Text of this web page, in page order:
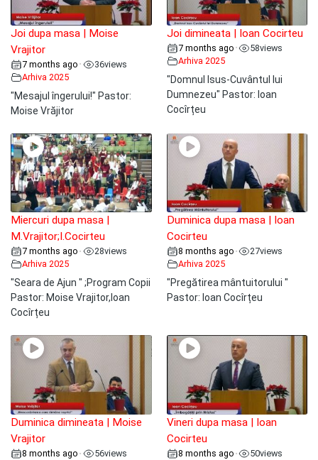
Joi dupa masa | Moise
Vrajitor
7 months ago • 36views
Arhiva 2025
"Mesajul îngerului!" Pastor:
Moise Vrăjitor
Joi dimineata | Ioan Cocirteu
7 months ago • 58views
Arhiva 2025
"Domnul Isus-Cuvântul lui
Dumnezeu" Pastor: Ioan
Cocîrțeu
Miercuri dupa masa |
M.Vrajitor;I.Cocirteu
7 months ago • 28views
Arhiva 2025
"Seara de Ajun " ;Program Copii
Pastor: Moise Vrajitor,Ioan
Cocîrțeu
Duminica dupa masa | Ioan
Cocirteu
8 months ago • 27views
Arhiva 2025
"Pregătirea mântuitorului "
Pastor: Ioan Cocîrțeu
Duminica dimineata | Moise
Vrajitor
8 months ago • 56views
Vineri dupa masa | Ioan
Cocirteu
8 months ago • 50views